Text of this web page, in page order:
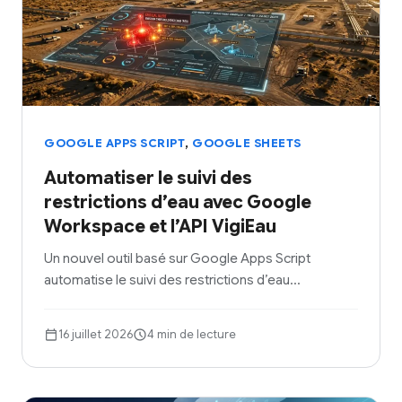
GOOGLE APPS SCRIPT, GOOGLE SHEETS
Automatiser le suivi des
restrictions d’eau avec Google
Workspace et l’API VigiEau
Un nouvel outil basé sur Google Apps Script
automatise le suivi des restrictions d’eau…
16 juillet 2026 4 min de lecture